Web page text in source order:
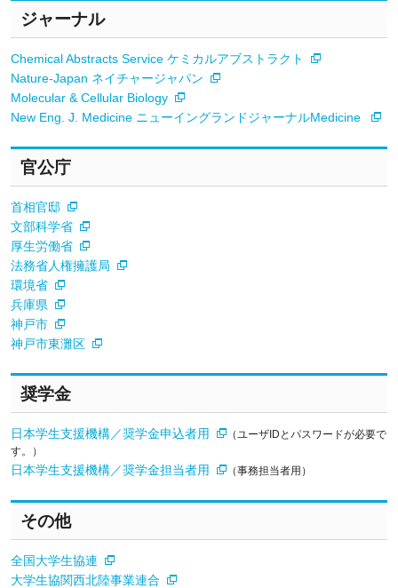
ジャーナル
Chemical Abstracts Service ケミカルアブストラクト
Nature-Japan ネイチャージャパン
Molecular & Cellular Biology
New Eng. J. Medicine ニューイングランドジャーナルMedicine
官公庁
首相官邸
文部科学省
厚生労働省
法務省人権擁護局
環境省
兵庫県
神戸市
神戸市東灘区
奨学金
日本学生支援機構／奨学金申込者用
（ユーザIDとパスワードが必要で
す。）
日本学生支援機構／奨学金担当者用 （事務担当者用）
その他
全国大学生協連
大学生協関西北陸事業連合